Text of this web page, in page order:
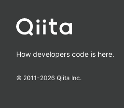
How developers code is here.
© 2011-2026 Qiita Inc.